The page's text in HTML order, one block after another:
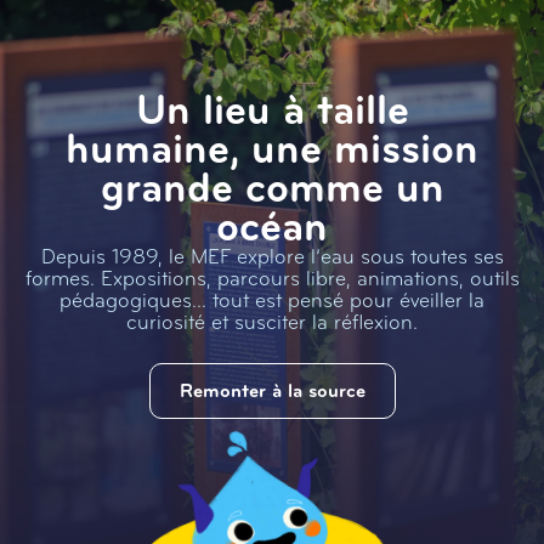
Un lieu à taille
humaine, une mission
grande comme un
océan
Depuis 1989, le MEF explore l’eau sous toutes ses
formes. Expositions, parcours libre, animations, outils
pédagogiques… tout est pensé pour éveiller la
curiosité et susciter la réflexion.
Remonter à la source